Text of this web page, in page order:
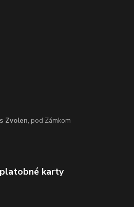
Zvolen, pod Zámkom
karty